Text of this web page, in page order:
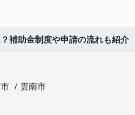
補助金制度や申請の流れも紹介
雲南市